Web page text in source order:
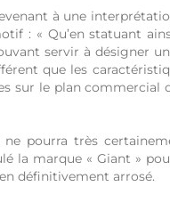
à une
: « Qu’en statuant
servir à désigner
que les
sur le plan commercial
ne pourra très
la marque « Giant »
définitivement arrosé.